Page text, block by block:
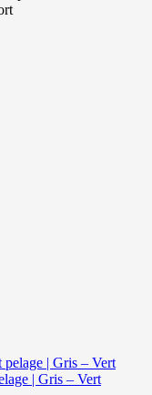
| Gris – Vert